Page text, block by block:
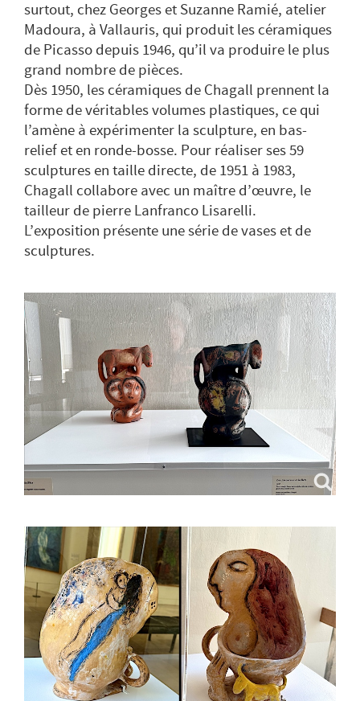
surtout, chez Georges et Suzanne Ramié, atelier
Madoura, à Vallauris, qui produit les céramiques
de Picasso depuis 1946, qu’il va produire le plus
grand nombre de pièces.
Dès 1950, les céramiques de Chagall prennent la
forme de véritables volumes plastiques, ce qui
l’amène à expérimenter la sculpture, en bas-
relief et en ronde-bosse. Pour réaliser ses 59
sculptures en taille directe, de 1951 à 1983,
Chagall collabore avec un maître d’œuvre, le
tailleur de pierre Lanfranco Lisarelli.
L’exposition présente une série de vases et de
sculptures.